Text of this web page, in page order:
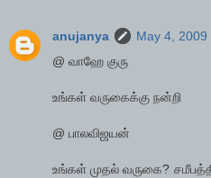
anujanya
May 4, 2009
@ வாஹே குரு
உங்கள் வருகைக்கு நன்றி
@ பாலவிஜயன்
உங்கள் முதல் வருகை?